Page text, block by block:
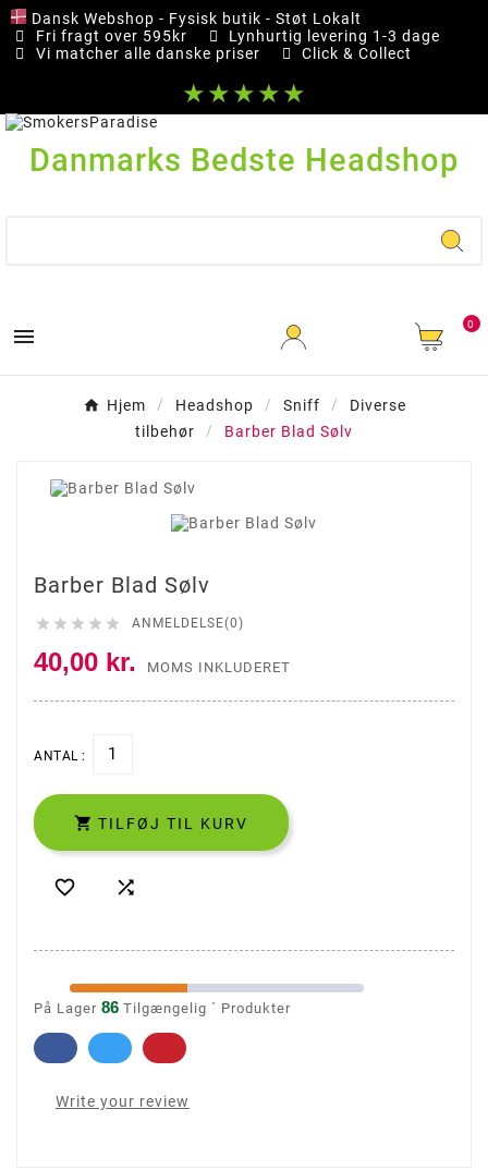
Dansk Webshop - Fysisk butik - Støt Lokalt
Fri fragt over 595kr
Lynhurtig levering 1-3 dage
Vi matcher alle danske priser
Click & Collect
★★★★★
Danmarks Bedste Headshop
 0
Hjem Headshop Sniff
Diverse
tilbehør
Barber Blad Sølv
Barber Blad Sølv
     ANMELDELSE(0)
40,00 kr. MOMS INKLUDERET
ANTAL :
 TILFØJ TIL KURV
 
På Lager 86 Tilgængelig ´ Produkter
Write your review